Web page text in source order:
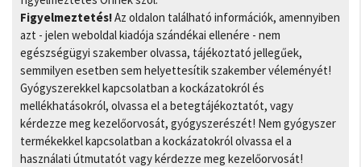
Figyelmeztetés!Az oldalon található információk, amennyiben
azt - jelen weboldal kiadója szándékai ellenére - nem
egészségügyi szakember olvassa, tájékoztató jellegűek,
semmilyen esetben sem helyettesítik szakember véleményét!
Gyógyszerekkel kapcsolatban a kockázatokról és
mellékhatásokról, olvassa el a betegtájékoztatót, vagy
kérdezze meg kezelőorvosát, gyógyszerészét! Nem gyógyszer
termékekkel kapcsolatban a kockázatokról olvassa el a
használati útmutatót vagy kérdezze meg kezelőorvosát!